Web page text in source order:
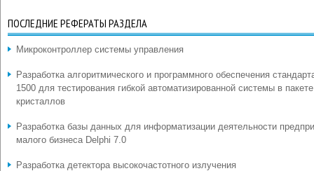
ПОСЛЕДНИЕ РЕФЕРАТЫ РАЗДЕЛА
Микроконтроллер системы управления
Разработка алгоритмического и программного обеспечения
1500 для тестирования гибкой автоматизированной системы в пакете
кристаллов
Разработка базы данных для информатизации деятельности
малого бизнеса Delphi 7.0
Разработка детектора высокочастотного излучения